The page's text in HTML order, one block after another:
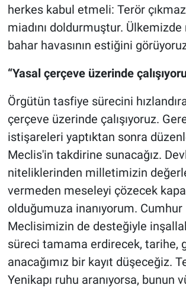
herkes kabul etmeli: Terör
miadını doldurmuştur. Ülkemizde
bahar havasının estiğini
“Yasal çerçeve üzerinde
Örgütün tasfiye sürecini
çerçeve üzerinde çalışıyoruz.
istişareleri yaptıktan sonra
Meclis'in takdirine sunacağız.
niteliklerinden milletimizin
vermeden meseleyi çözecek
olduğumuza inanıyorum.
Meclisimizin de desteğiyle
süreci tamama erdirecek, tarihe,
anacağımız bir kayıt düşeceğiz.
Yenikapı ruhu aranıyorsa, bunun